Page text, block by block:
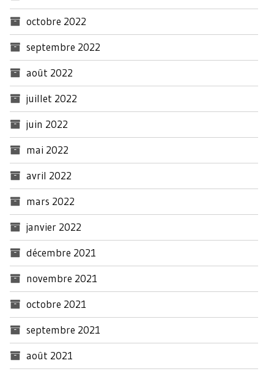
octobre 2022
septembre 2022
août 2022
juillet 2022
juin 2022
mai 2022
avril 2022
mars 2022
janvier 2022
décembre 2021
novembre 2021
octobre 2021
septembre 2021
août 2021